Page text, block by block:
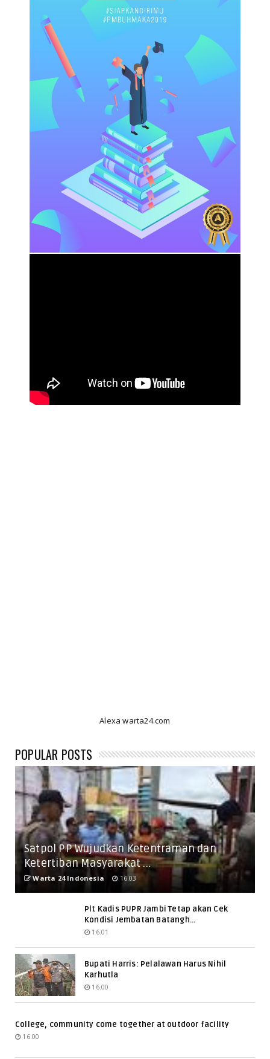
Alexa warta24.com
POPULAR POSTS
Satpol PP Wujudkan Ketentraman dan
Ketertiban Masyarakat ...
Warta 24 Indonesia 16.03
Plt Kadis PUPR Jambi Tetap akan Cek
Kondisi Jembatan Batangh...
16.01
Bupati Harris: Pelalawan Harus Nihil
Karhutla
16.00
College, community come together at outdoor facility
16.00